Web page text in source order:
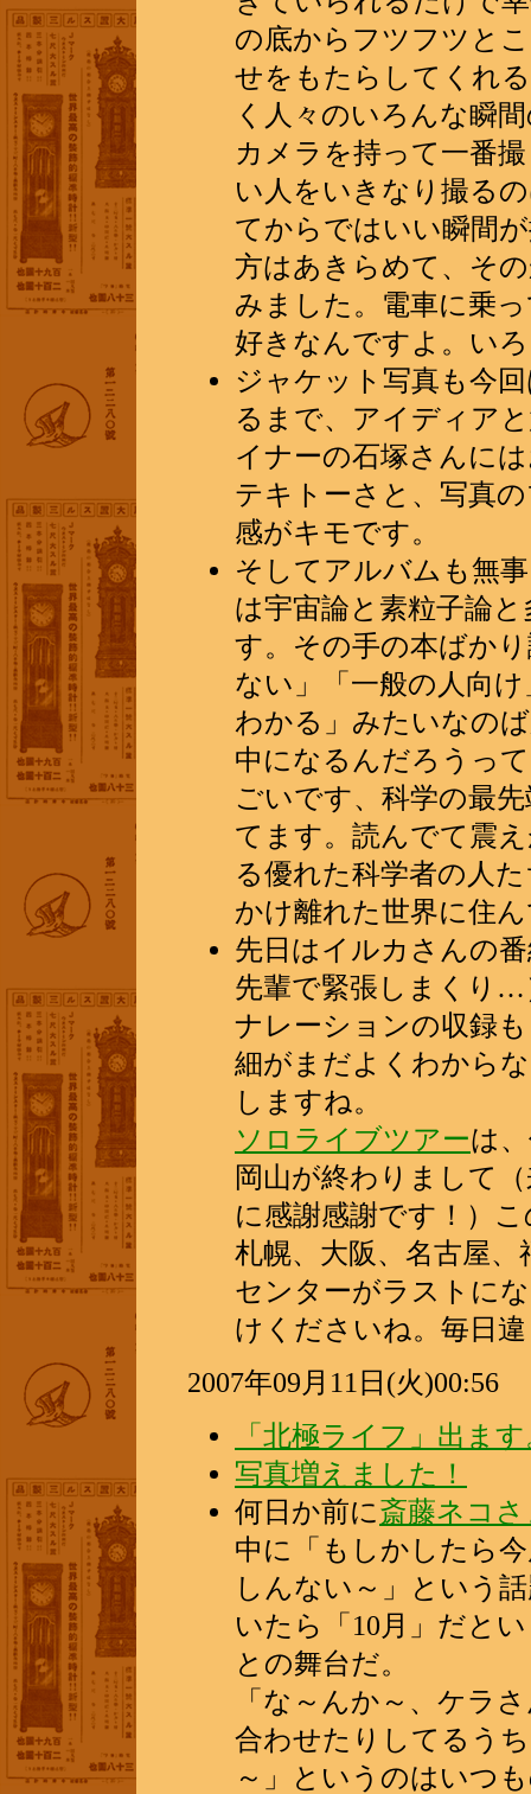
の底からフツフツと
せをもたらしてくれ
く人々のいろんな瞬
カメラを持って一番
い人をいきなり撮る
てからではいい瞬間
方はあきらめて、そ
みました。電車に乗
好きなんですよ。い
ジャケット写真も今
るまで、アイディア
イナーの石塚さんに
テキトーさと、写真
感がキモです。
そしてアルバムも無
は宇宙論と素粒子論
す。その手の本ばか
ない」「一般の人向
わかる」みたいなの
中になるんだろうっ
ごいです、科学の最
てます。読んでて震
る優れた科学者の人
かけ離れた世界に住
先日はイルカさんの
先輩で緊張しまくり…
ナレーションの収録
細がまだよくわから
しますね。
ソロライブツアーは
岡山が終わりまして
に感謝感謝です！）
札幌、大阪、名古屋、
センターがラストに
けくださいね。毎日
2007年09月11日(火)00:56
「北極ライフ」出ま
写真増えました！
何日か前に斎藤ネコ
中に「もしかしたら
しんない～」という
いたら「10月」だと
との舞台だ。
「な～んか～、ケラ
合わせたりしてるう
～」というのはいつ